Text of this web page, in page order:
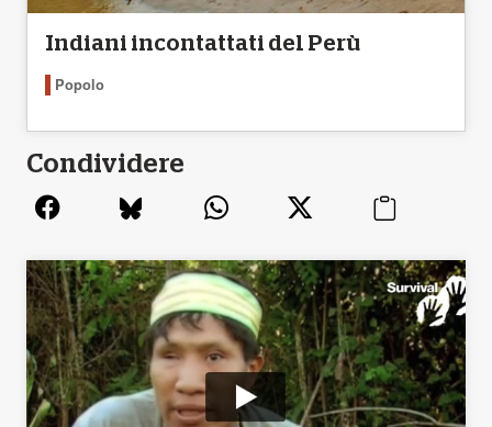
Indiani incontattati del Perù
Popolo
Condividere